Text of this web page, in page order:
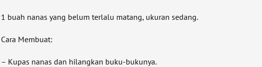
1 buah nanas yang belum terlalu matang, ukuran sedang.
Cara Membuat:
– Kupas nanas dan hilangkan buku-bukunya.